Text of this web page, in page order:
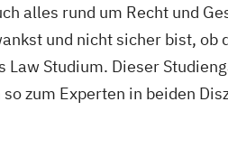
alles rund um Recht und
und nicht sicher bist, ob
Studium. Dieser
zum Experten in beiden